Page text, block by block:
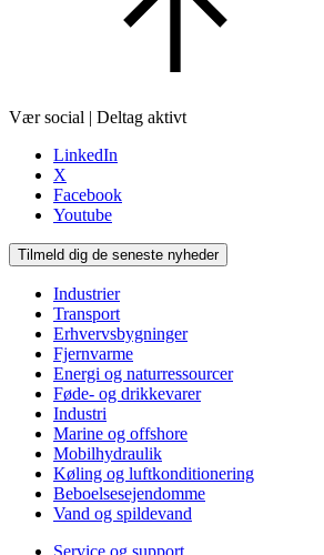
Vær social | Deltag aktivt
LinkedIn
X
Facebook
Youtube
Tilmeld dig de seneste nyheder
Industrier
Transport
Erhvervsbygninger
Fjernvarme
Energi og naturressourcer
Føde- og drikkevarer
Industri
Marine og offshore
Mobilhydraulik
Køling og luftkonditionering
Beboelsesejendomme
Vand og spildevand
Service og support